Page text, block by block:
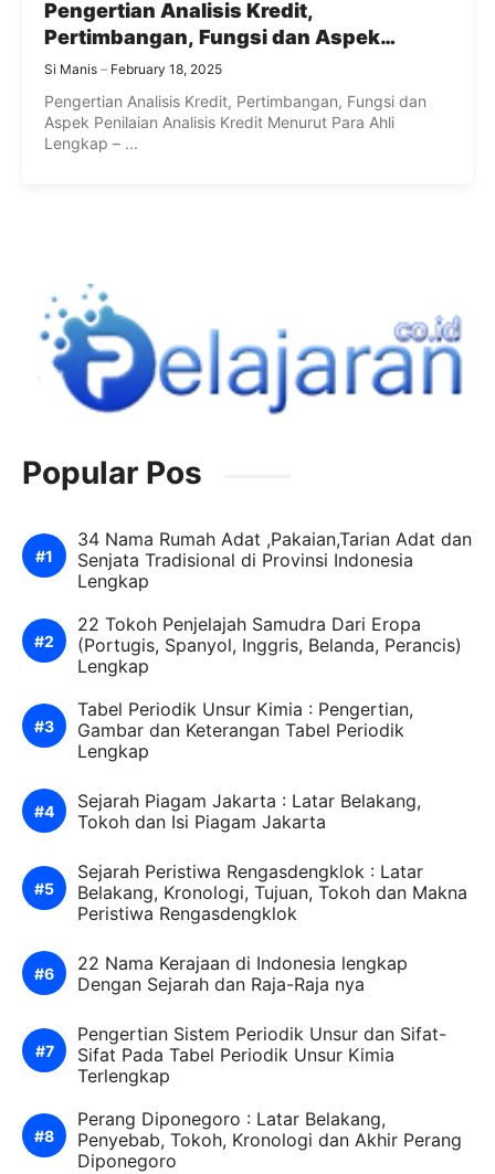
Pengertian Analisis Kredit,
Pertimbangan, Fungsi dan Aspek
Penilaian Analisis Kredit Lengkap
Si Manis February 18, 2025
Pengertian Analisis Kredit, Pertimbangan, Fungsi dan
Aspek Penilaian Analisis Kredit Menurut Para Ahli
Lengkap – ...
Popular Pos
34 Nama Rumah Adat ,Pakaian,Tarian Adat dan
Senjata Tradisional di Provinsi Indonesia
Lengkap
22 Tokoh Penjelajah Samudra Dari Eropa
(Portugis, Spanyol, Inggris, Belanda, Perancis)
Lengkap
Tabel Periodik Unsur Kimia : Pengertian,
Gambar dan Keterangan Tabel Periodik
Lengkap
Sejarah Piagam Jakarta : Latar Belakang,
Tokoh dan Isi Piagam Jakarta
Sejarah Peristiwa Rengasdengklok : Latar
Belakang, Kronologi, Tujuan, Tokoh dan Makna
Peristiwa Rengasdengklok
22 Nama Kerajaan di Indonesia lengkap
Dengan Sejarah dan Raja-Raja nya
Pengertian Sistem Periodik Unsur dan Sifat-
Sifat Pada Tabel Periodik Unsur Kimia
Terlengkap
Perang Diponegoro : Latar Belakang,
Penyebab, Tokoh, Kronologi dan Akhir Perang
Diponegoro